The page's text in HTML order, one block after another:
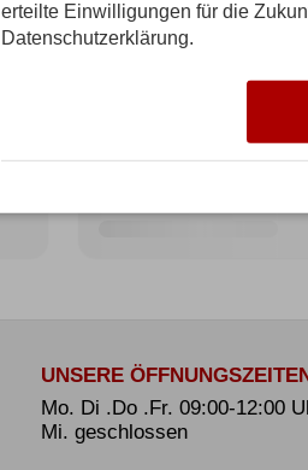
UNSERE
Mo. Di .Do .Fr. 09:00-12:00
Mi. geschlossen
erteilte Einwilligungen für die
Datenschutzerklärung.